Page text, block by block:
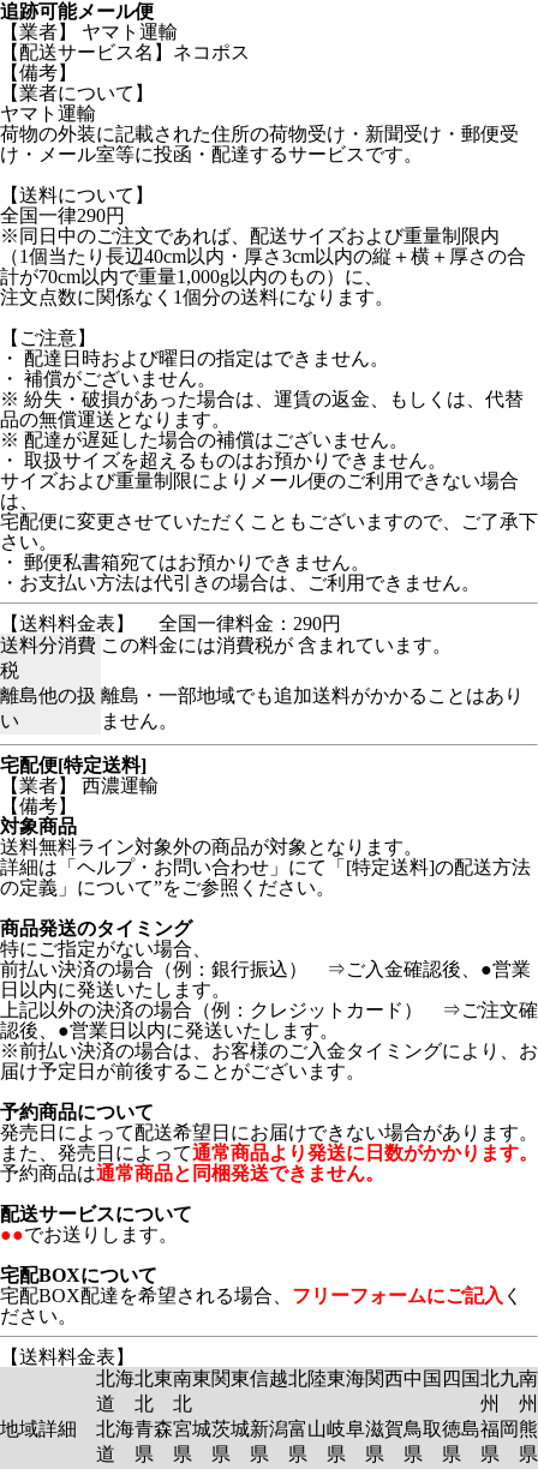
追跡可能メール便
【業者】 ヤマト運輸
【配送サービス名】ネコポス
【備考】
【業者について】
ヤマト運輸
荷物の外装に記載された住所の荷物受け・新聞受け・郵便受
け・メール室等に投函・配達するサービスです。
【送料について】
全国一律290円
※同日中のご注文であれば、配送サイズおよび重量制限内
（1個当たり長辺40cm以内・厚さ3cm以内の縦＋横＋厚さの合
計が70cm以内で重量1,000g以内のもの）に、
注文点数に関係なく1個分の送料になります。
【ご注意】
・ 配達日時および曜日の指定はできません。
・ 補償がございません。
※ 紛失・破損があった場合は、運賃の返金、もしくは、代替
品の無償運送となります。
※ 配達が遅延した場合の補償はございません。
・ 取扱サイズを超えるものはお預かりできません。
サイズおよび重量制限によりメール便のご利用できない場合
は、
宅配便に変更させていただくこともございますので、ご了承下
さい。
・ 郵便私書箱宛てはお預かりできません。
・お支払い方法は代引きの場合は、ご利用できません。
【送料料金表】
全国一律料金：290円
送料分消費
税
この料金には消費税が 含まれています。
離島他の扱
い
離島・一部地域でも追加送料がかかることはあり
ません。
宅配便[特定送料]
【業者】 西濃運輸
【備考】
対象商品
送料無料ライン対象外の商品が対象となります。
詳細は「ヘルプ・お問い合わせ」にて「[特定送料]の配送方法
の定義」について”をご参照ください。
商品発送のタイミング
特にご指定がない場合、
前払い決済の場合（例：銀行振込） ⇒ご入金確認後、●営業
日以内に発送いたします。
上記以外の決済の場合（例：クレジットカード） ⇒ご注文確
認後、●営業日以内に発送いたします。
※前払い決済の場合は、お客様のご入金タイミングにより、お
届け予定日が前後することがございます。
予約商品について
発売日によって配送希望日にお届けできない場合があります。
また、発売日によって通常商品より発送に日数がかかります。
予約商品は通常商品と同梱発送できません。
配送サービスについて
●●でお送りします。
宅配BOXについて
宅配BOX配達を希望される場合、 フリーフォームにご記入 く
ださい。
【送料料金表】
北海
道
北東
北
南東
北
関東信越北陸東海関西中国 四国北九
州
州
地域詳細
北海
道
青森
県
宮城
県
茨城
県
新潟
県
富山
県
岐阜
県
滋賀
県
鳥取
県
徳島
県
福岡
県